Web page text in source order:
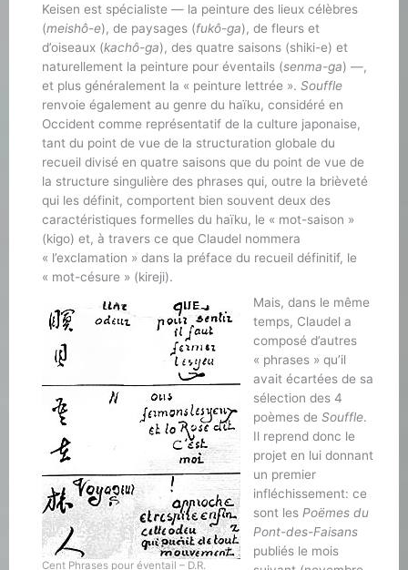
Keisen est spécialiste — la peinture des lieux célèbres
(meishô-e), de paysages (fukô-ga), de fleurs et
d’oiseaux (kachô-ga), des quatre saisons (shiki-e) et
naturellement la peinture pour éventails (senma-ga) —,
et plus généralement la « peinture lettrée ». Souffle
renvoie également au genre du haïku, considéré en
Occident comme représentatif de la culture japonaise,
tant du point de vue de la structuration globale du
recueil divisé en quatre saisons que du point de vue de
la structure singulière des phrases qui, outre la brièveté
qui les définit, comportent bien souvent deux des
caractéristiques formelles du haïku, le « mot-saison »
(kigo) et, à travers ce que Claudel nommera
« l’exclamation » dans la préface du recueil définitif, le
« mot-césure » (kireji).
Cent Phrases pour éventail – D.R.
Mais, dans le même
temps, Claudel a
composé d’autres
« phrases » qu’il
avait écartées de sa
sélection des 4
poèmes deSouffle.
Il reprend donc le
projet en lui donnant
un premier
infléchissement: ce
sont les Poëmes du
Pont-des-Faisans
publiés le mois